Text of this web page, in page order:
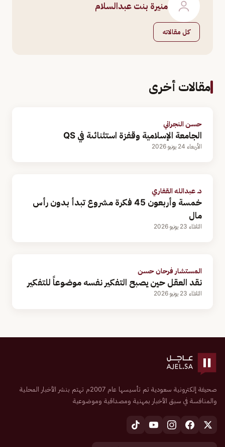
منيرة بنت عبدالسلام
كل مقالاته
مقالات أخرى
حسن النجراني
الجامعة الإسلامية وقفزة استثنائىة في QS
الأربعاء 24 يونيو 2026
د. عبدالله القفاري
خمسة وأربعون 45 فكرة مشروع تبدأ بدون رأس
مال
الثلاثاء 23 يونيو 2026
المستشار فرحان حسن
نقد العقل حين يصبح التفكير نفسه موضوعاً للتفكير
الثلاثاء 23 يونيو 2026
صحيفة إلكترونية سعودية تم تأسيسها عام 2007م تهتم بنشر الأخبار المحلية
والمنافسة في سبق الأخبار بمهنية ومصداقية وموضوعية